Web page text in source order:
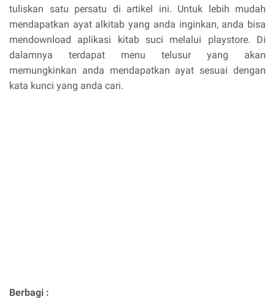
tuliskan satu persatu di artikel ini. Untuk lebih mudah
mendapatkan ayat alkitab yang anda inginkan, anda bisa
mendownload aplikasi kitab suci melalui playstore. Di
dalamnya terdapat menu telusur yang akan
memungkinkan anda mendapatkan ayat sesuai dengan
kata kunci yang anda cari.
Berbagi :